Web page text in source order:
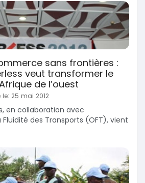
sans frontières :
veut transformer le
de l’ouest
le: 25 mai 2012
en collaboration avec
Fluidité des Transports (OFT), vient